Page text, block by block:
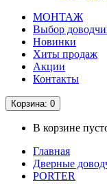
МОНТАЖ
Выбор
Новинки
Хиты продаж
Акции
Контакты
Корзина: 0
В корзине
Главная
Дверные
PORTER